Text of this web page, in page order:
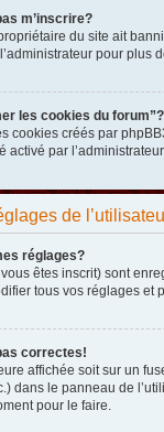
m’inscrire?
du site ait
pour plus
les cookies du forum”?
cookies créés par
activé par
de
réglages?
êtes inscrit) sont
tous vos réglages et
correctes!
affichée soit sur un
dans le panneau de
pour le faire.